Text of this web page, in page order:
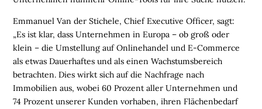
M
E
N
S
C
H
Emmanuel Van der Stichele, Chief Executive Officer, sagt:
„Es ist klar, dass Unternehmen in Europa – ob groß oder
klein – die Umstellung auf Onlinehandel und E-Commerce
als etwas Dauerhaftes und als einen Wachstumsbereich
betrachten. Dies wirkt sich auf die Nachfrage nach
Immobilien aus, wobei 60 Prozent aller Unternehmen und
74 Prozent unserer Kunden vorhaben, ihren Flächenbedarf